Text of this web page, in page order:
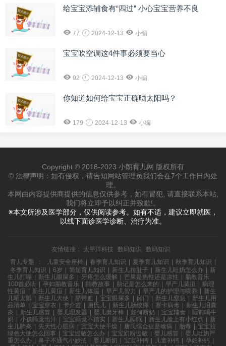
给宝宝添辅食有“四过” 小心宝宝营养不良
77 2024-12-13 小编
宝宝吹空调这4件事必须要当心
92 2024-12-13 小编
你知道如何给宝宝正确晒太阳吗？
179 2024-12-13 小编
Copyright © 2018-2023 小朗育儿网 版权所有
© 法律声明：如有侵权，请告知网站管理员我们会在7个工作日内处
理。
本网由内容提供商提供的信息仅供参考，如有冒犯, 请直接联系本站,
我们将立即予以纠正并致歉!。
※本文所涉及医学部分，仅供阅读参考。如有不适，建议立即就医，
以线下面诊医学诊断、治疗为准。
友情链接： 太平洋科技 数码知识
数码知识
育儿专题
： 儿童安全座椅 | 春季育儿知识 | 夏季育儿知识 | 秋季育儿知识 |
冬季育儿知识 | 6岁 | 简短育儿知识 | 新生儿拉肚子 | 新生儿吐奶怎么办 | 新
生儿打嗝 | 新生儿眼屎多 | 牙疼怎么缓解 | 芒果是热性还是凉性 | 胎教音乐
100首必听 | 孕妇胎教音乐 | 胎教故事 | 胎记是怎么来的 | 早产儿黄疸 | 病理
性黄疸 | 新生儿黄疸 | 新生儿体温 | 早产儿智力 | 早产儿的护理与喂养 | 新生
儿晒太阳 | 新生儿大便 | 脐带血 | 宝宝眼屎多 | 囟门 | 新生儿窒息 | 新生儿用
品清单 | 宝宝穿衣 | 卡介苗 | 唐氏儿 | 新生儿肠绞痛 | 寨卡病毒 | 新生儿泪囊
炎 | 新生儿感冒 | 婴儿理发器 | 婴儿磨牙棒 | 如何断奶 | 宝宝辅食 | 睡前喝牛
奶 | 小孩睡觉出汗 | 宝宝睡觉不踏实 | 新生儿睡眠 | 新生儿脸上有小红点 | 新
生儿肺炎 | 先天性心脏病 | 宝宝大便干燥 | 唐氏综合症是啥病 | 胎毒 | 宝宝拉
绿色大便怎么回事 | 宝宝过敏怎么办 | 宝宝奶粉过敏 | 婴儿感冒 | 婴儿吐奶严
重怎么办 | 鼻子不通气小妙招 | 婴儿断奶 | 宝宝补钙 | 儿童补钙 | 孕妇补钙 |